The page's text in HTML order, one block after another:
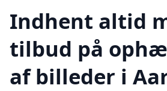
Indhent altid
tilbud på
af billeder i